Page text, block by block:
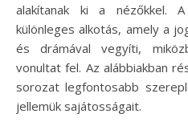
alakítanak ki a nézőkkel.
különleges alkotás, amely a
és drámával vegyíti,
vonultat fel. Az alábbiakban
sorozat legfontosabb
jellemük sajátosságait.